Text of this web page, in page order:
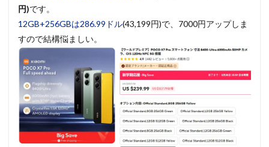
円)です。
12GB+256GBは286.99ドル(43,199円)で、7000円アップしま
すので結構悩ましい。